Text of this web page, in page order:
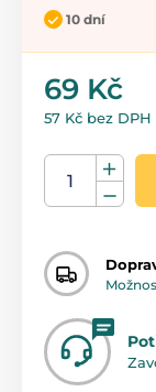
10 dní
69 Kč
57 Kč bez DPH